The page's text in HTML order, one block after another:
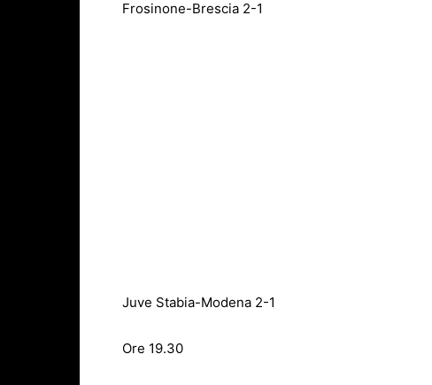
Frosinone-Brescia 2-1
Juve Stabia-Modena 2-1
Ore 19.30